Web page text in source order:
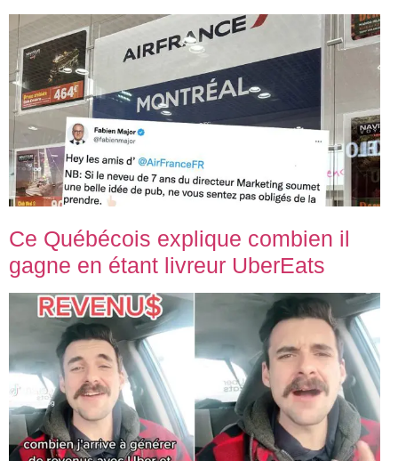
Ce Québécois explique combien il
gagne en étant livreur UberEats